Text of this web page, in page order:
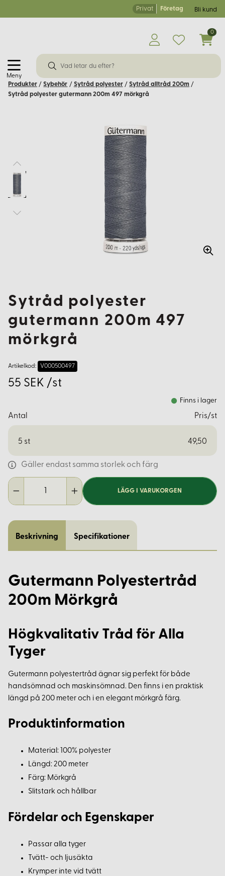
Privat Företag Bli kund
Meny
0
Produkter / Sybehör / Sytråd polyester / Sytråd alltråd 200m /
Sytråd polyester gutermann 200m 497 mörkgrå
Sytråd polyester
gutermann 200m 497
mörkgrå
Artikelkod: V000500497
55 SEK /st
Finns i lager
Antal Pris/st
5 st 49,50
Gäller endast samma storlek och färg
LÄGG I VARUKORGEN
Beskrivning Specifikationer
Gutermann Polyestertråd
200m Mörkgrå
Högkvalitativ Tråd för Alla
Tyger
Gutermann polyestertråd ägnar sig perfekt för både
handsömnad och maskinsömnad. Den finns i en praktisk
längd på 200 meter och i en elegant mörkgrå färg.
Produktinformation
Material: 100% polyester
Längd: 200 meter
Färg: Mörkgrå
Slitstark och hållbar
Fördelar och Egenskaper
Passar alla tyger
Tvätt- och ljusäkta
Krymper inte vid tvätt